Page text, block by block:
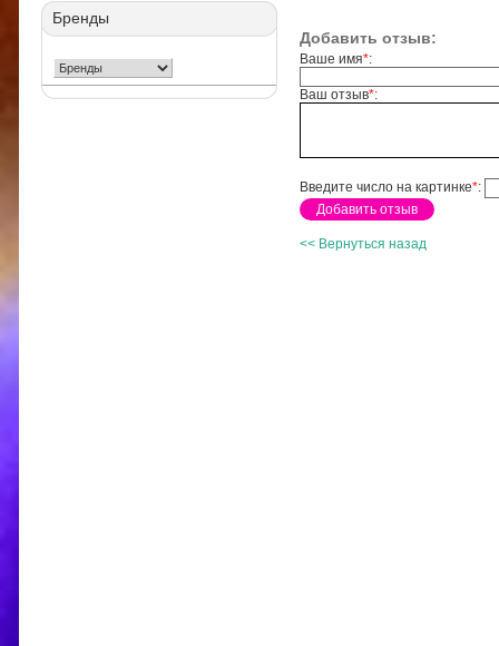
Бренды
Добавить отзыв:
Ваше имя*:
Ваш отзыв*:
Введите число на картинке*:
<< Вернуться назад